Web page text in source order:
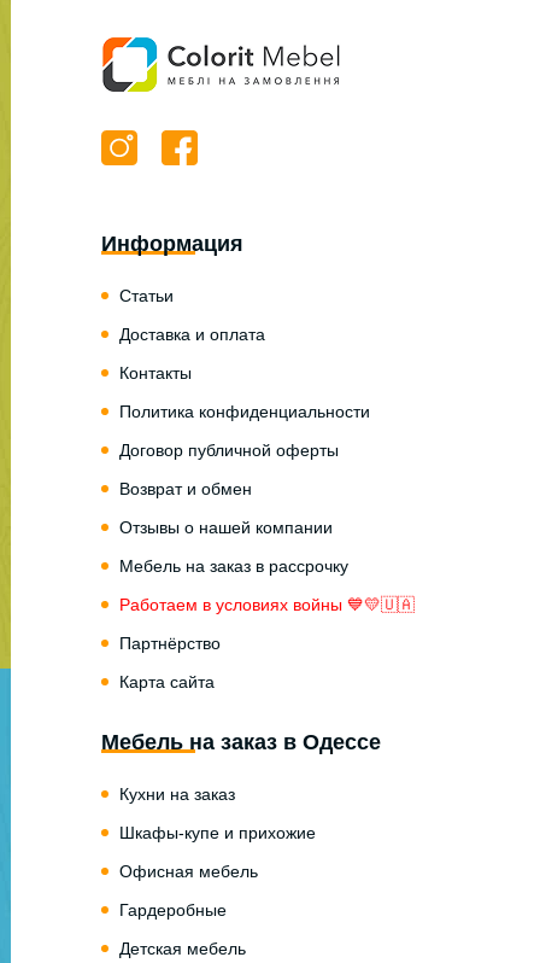
Информация
Статьи
Доставка и оплата
Контакты
Политика конфиденциальности
Договор публичной оферты
Возврат и обмен
Отзывы о нашей компании
Мебель на заказ в рассрочку
Работаем в условиях войны 💙💛🇺🇦
Партнёрство
Карта сайта
Мебель на заказ в Одессе
Кухни на заказ
Шкафы-купе и прихожие
Офисная мебель
Гардеробные
Детская мебель